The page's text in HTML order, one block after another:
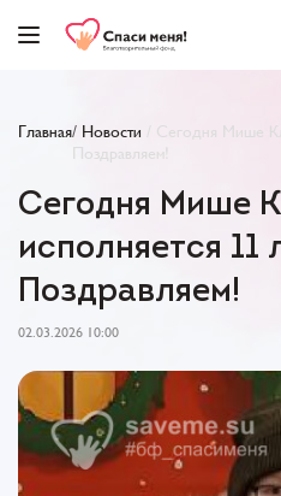
Главная/ Новости
Сегодня Мише
Поздравляем!
Сегодня Мише
исполняется 11
Поздравляем!
02.03.2026 10:00